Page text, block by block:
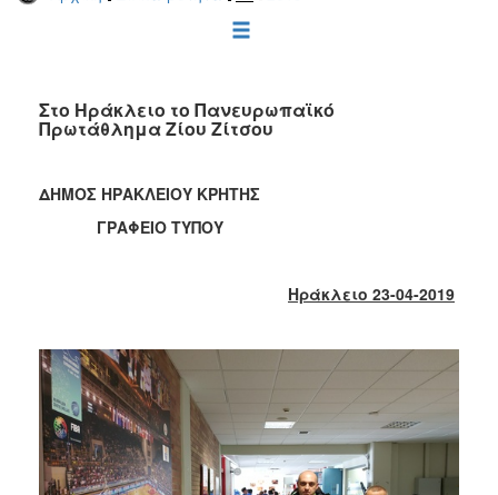
2025
2022
2021
2019
2018
2013
2012
2011
2010
Στο Ηράκλειο το Πανευρωπαϊκό
Πρωτάθλημα Ζίου Ζίτσου
ΔΗΜΟΣ ΗΡΑΚΛΕΙΟΥ ΚΡΗΤΗΣ
ΓΡΑΦΕΙΟ ΤΥΠΟΥ
Ηράκλειο 23-04-2019